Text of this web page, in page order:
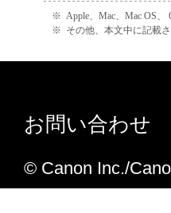
※ Apple、Mac、Mac OS、
※ その他、本文中に記載
お問い合わせ
© Canon Inc./